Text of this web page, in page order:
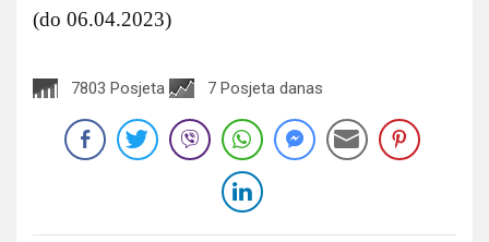
(do 06.04.2023)
7803 Posjeta 7 Posjeta danas